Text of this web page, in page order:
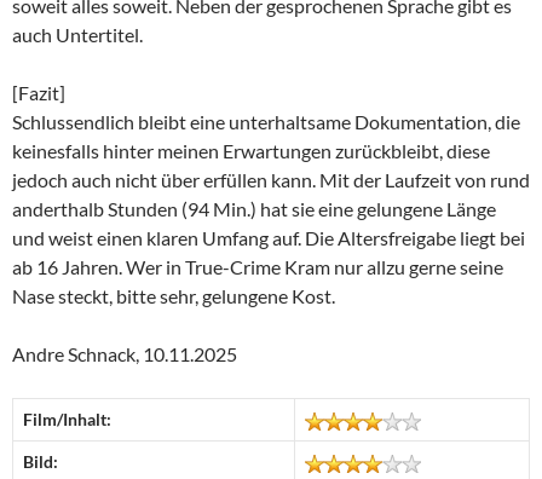
soweit alles soweit. Neben der gesprochenen Sprache gibt es
auch Untertitel.
[Fazit]
Schlussendlich bleibt eine unterhaltsame Dokumentation, die
keinesfalls hinter meinen Erwartungen zurückbleibt, diese
jedoch auch nicht über erfüllen kann. Mit der Laufzeit von rund
anderthalb Stunden (94 Min.) hat sie eine gelungene Länge
und weist einen klaren Umfang auf. Die Altersfreigabe liegt bei
ab 16 Jahren. Wer in True-Crime Kram nur allzu gerne seine
Nase steckt, bitte sehr, gelungene Kost.
Andre Schnack, 10.11.2025
Film/Inhalt:
Bild: